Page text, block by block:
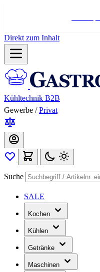
Direkt zum Inhalt
Kühltechnik B2B
Gewerbe / Privat
Suche
SALE
Kochen
Kühlen
Getränke
Maschinen